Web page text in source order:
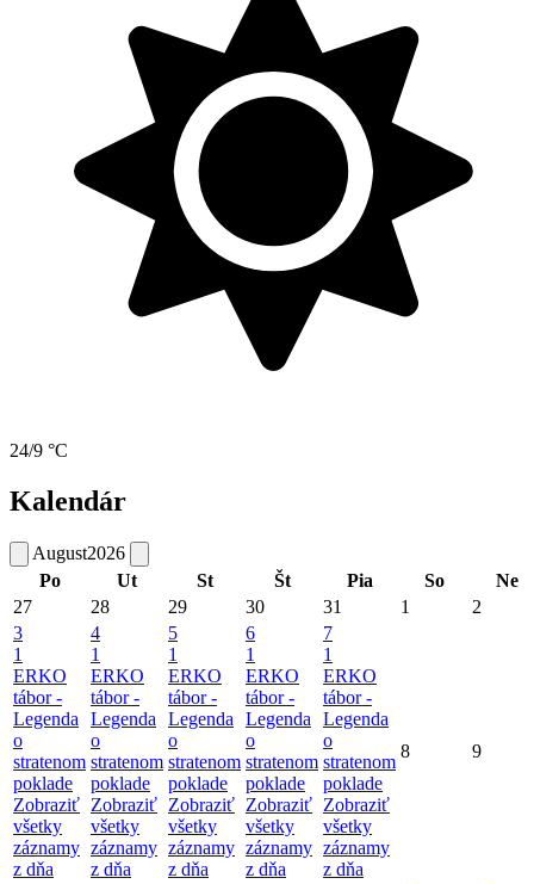
24/9 °C
Kalendár
August2026
Po
Ut St Št Pia So
Ne
27
28 29 30 31 1
2
3
1
ERKO
tábor -
Legenda
o
stratenom
poklade
Zobraziť
všetky
záznamy
z dňa
4
1
ERKO
tábor -
Legenda
o
stratenom
poklade
Zobraziť
všetky
záznamy
z dňa
5
1
ERKO
tábor -
Legenda
o
stratenom
poklade
Zobraziť
všetky
záznamy
z dňa
6
1
ERKO
tábor -
Legenda
o
stratenom
poklade
Zobraziť
všetky
záznamy
z dňa
7
1
ERKO
tábor -
Legenda
o
stratenom
poklade
Zobraziť
všetky
záznamy
z dňa
8 9